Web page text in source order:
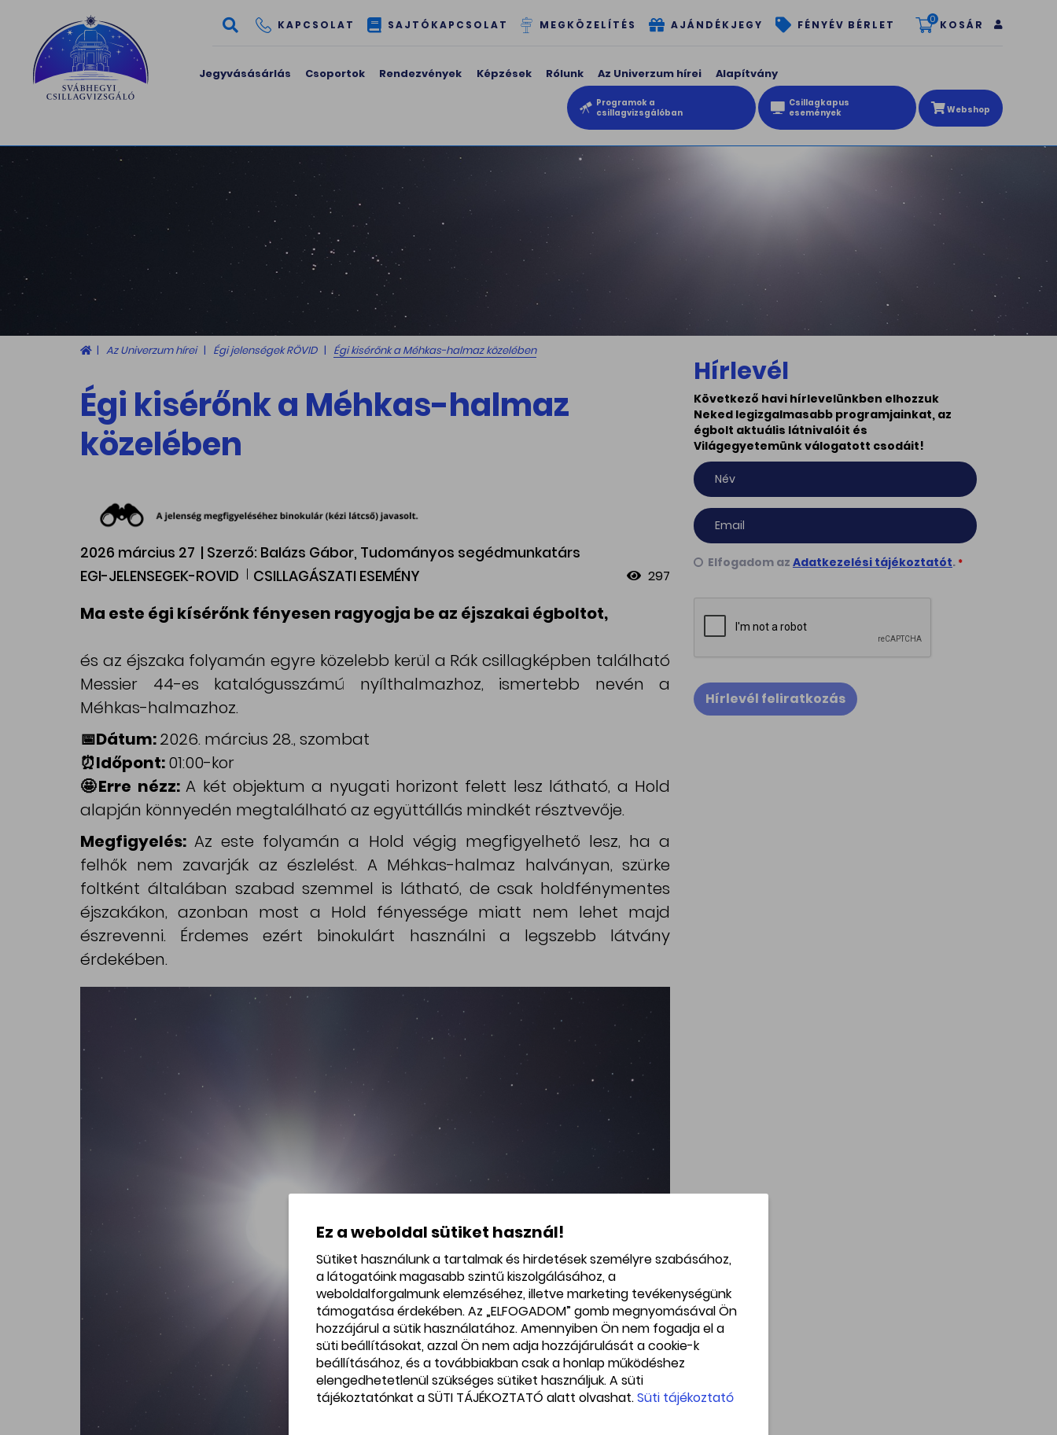
KAPCSOLAT SAJTÓKAPCSOLAT MEGKÖZELÍTÉS AJÁNDÉKJEGY FÉNYÉV BÉRLET 0 KOSÁR
Jegyvásásárlás Csoportok Rendezvények Képzések Rólunk Az Univerzum hírei Alapítvány
Programok a
csillagvizsgálóban
Csillagkapus
események
Webshop
Az Univerzum hírei Égi jelenségek RÖVID Égi kisérőnk a Méhkas-halmaz közelében
Égi kisérőnk a Méhkas-halmaz
közelében
2026 március 27 | Szerző: Balázs Gábor, Tudományos segédmunkatárs
EGI-JELENSEGEK-ROVID
CSILLAGÁSZATI ESEMÉNY 297
Ma este égi kísérőnk fényesen ragyogja be az éjszakai égboltot,
és az éjszaka folyamán egyre közelebb kerül a Rák csillagképben található
Messier 44-es katalógusszámú nyílthalmazhoz, ismertebb nevén a
Méhkas-halmazhoz.
📅Dátum:2026. március 28., szombat
⏰Időpont:01:00-kor
🤩Erre nézz:A két objektum a nyugati horizont felett lesz látható, a Hold
alapján könnyedén megtalálható az együttállás mindkét résztvevője.
Megfigyelés:Az este folyamán a Hold végig megfigyelhető lesz, ha a
felhők nem zavarják az észlelést. A Méhkas-halmaz halványan, szürke
foltként általában szabad szemmel is látható, de csak holdfénymentes
éjszakákon, azonban most a Hold fényessége miatt nem lehet majd
észrevenni. Érdemes ezért binokulárt használni a legszebb látvány
érdekében.
Hírlevél
Következő havi hírlevelünkben elhozzuk
Neked legizgalmasabb programjainkat, az
égbolt aktuális látnivalóit és
Világegyetemünk válogatott csodáit!
Elfogadom az Adatkezelési tájékoztatót. *
Hírlevél feliratkozás
Ez a weboldal sütiket használ!
Sütiket használunk a tartalmak és hirdetések személyre szabásához,
a látogatóink magasabb szintű kiszolgálásához, a
weboldalforgalmunk elemzéséhez, illetve marketing tevékenységünk
támogatása érdekében. Az „ELFOGADOM” gomb megnyomásával Ön
hozzájárul a sütik használatához. Amennyiben Ön nem fogadja el a
süti beállításokat, azzal Ön nem adja hozzájárulását a cookie-k
beállításához, és a továbbiakban csak a honlap működéshez
elengedhetetlenül szükséges sütiket használjuk. A süti
tájékoztatónkat a SÜTI TÁJÉKOZTATÓ alatt olvashat.Süti tájékoztató